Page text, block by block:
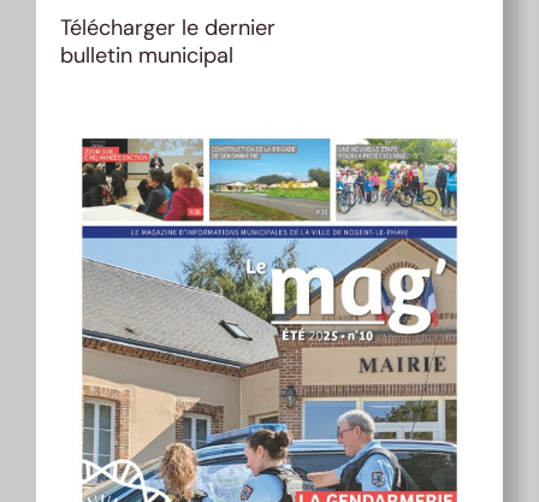
Télécharger le dernier
bulletin municipal